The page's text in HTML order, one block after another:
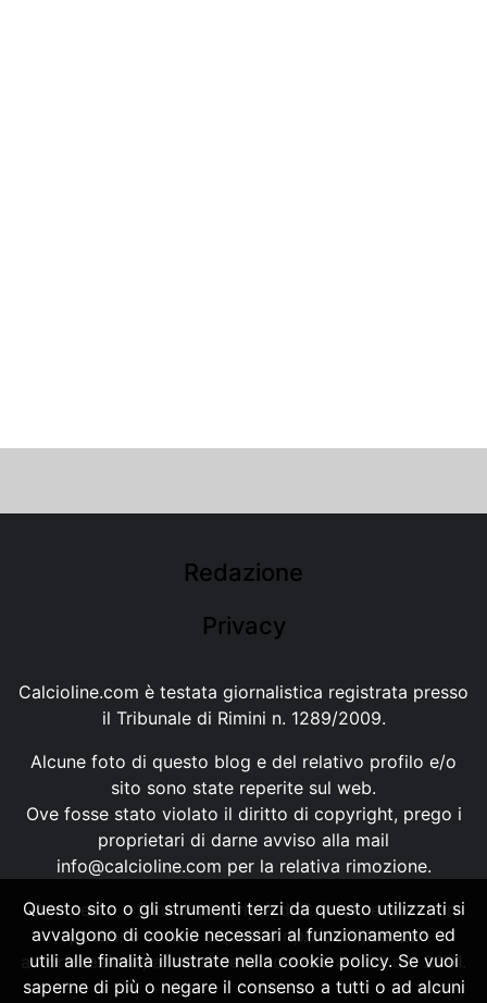
Redazione
Privacy
Calcioline.com è testata giornalistica registrata presso
il Tribunale di Rimini n. 1289/2009.
Alcune foto di questo blog e del relativo profilo e/o
sito sono state reperite sul web.
Ove fosse stato violato il diritto di copyright, prego i
proprietari di darne avviso alla mail
info@calcioline.com per la relativa rimozione.
Ogni testo e foto di proprietà di Calcioline.com non
possono essere copiati o riprodotti, senza
autorizzazione, ai sensi della normativa n.29 del 2001.
Questo sito o gli strumenti terzi da questo utilizzati si
avvalgono di cookie necessari al funzionamento ed
utili alle finalità illustrate nella cookie policy. Se vuoi
saperne di più o negare il consenso a tutti o ad alcuni